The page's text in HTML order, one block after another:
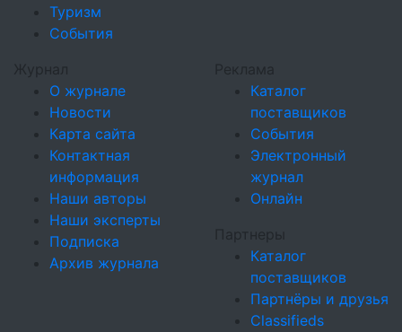
Туризм
События
Журнал
О журнале
Новости
Карта сайта
Контактная
информация
Наши авторы
Наши эксперты
Подписка
Архив журнала
Реклама
Каталог
поставщиков
События
Электронный
журнал
Онлайн
Партнеры
Каталог
поставщиков
Партнёры и друзья
Classifieds